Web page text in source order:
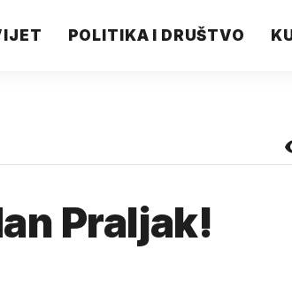
POLITIKA I DRUŠTVO
Praljak!